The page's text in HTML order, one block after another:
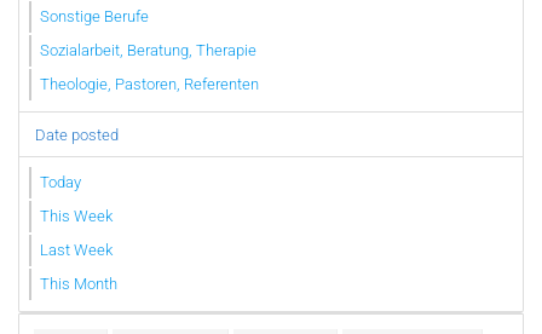
Sonstige Berufe
Sozialarbeit, Beratung, Therapie
Theologie, Pastoren, Referenten
Date posted
Today
This Week
Last Week
This Month